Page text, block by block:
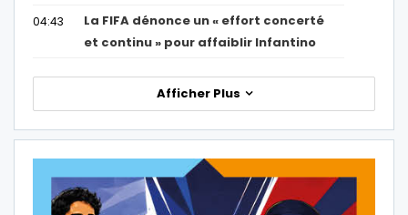
04:43
La FIFA dénonce un « effort concerté
et continu » pour affaiblir Infantino
Afficher Plus